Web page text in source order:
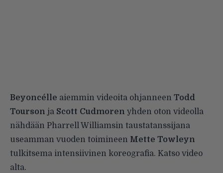
Beyoncélle aiemmin videoita ohjanneen Todd
Tourson ja Scott Cudmoren yhden oton videolla
nähdään Pharrell Williamsin taustatanssijana
useamman vuoden toimineen Mette Towleyn
tulkitsema intensiivinen koreografia. Katso video
alta.